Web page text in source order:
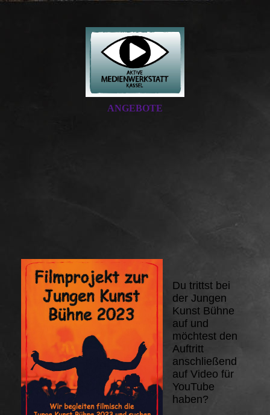
ANGEBOTE
Du trittst bei
der Jungen
Kunst Bühne
auf und
möchtest den
Auftritt
anschließend
auf Video für
YouTube
haben?